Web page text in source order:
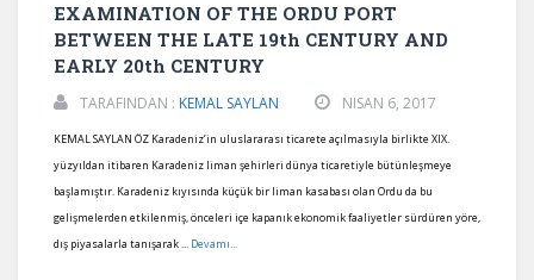
EXAMINATION OF THE ORDU PORT
BETWEEN THE LATE 19th CENTURY AND
EARLY 20th CENTURY
TARAFINDAN : KEMAL SAYLAN NISAN 6, 2017
KEMAL SAYLAN ÖZ Karadeniz’in uluslararası ticarete açılmasıyla birlikte XIX.
yüzyıldan itibaren Karadeniz liman şehirleri dünya ticaretiyle bütünleşmeye
başlamıştır. Karadeniz kıyısında küçük bir liman kasabası olan Ordu da bu
gelişmelerden etkilenmiş, önceleri içe kapanık ekonomik faaliyetler sürdüren yöre,
dış piyasalarla tanışarak ... Devamı...